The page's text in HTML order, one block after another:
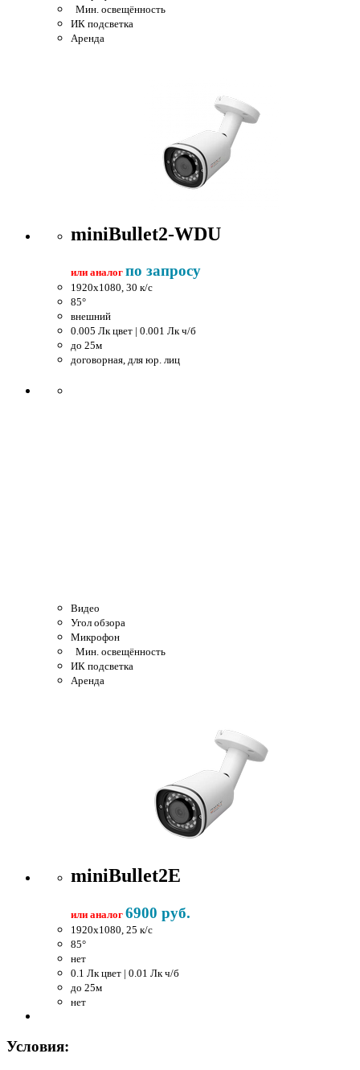
Мин. освещённость
ИК подсветка
Аренда
miniBullet2-WDU
или аналог по запросу
1920x1080, 30 к/c
85°
внешний
0.005 Лк цвет | 0.001 Лк ч/б
до 25м
договорная, для юр. лиц
Видео
Угол обзора
Микрофон
Мин. освещённость
ИК подсветка
Аренда
miniBullet2E
или аналог 6900 руб.
1920x1080, 25 к/c
85°
нет
0.1 Лк цвет | 0.01 Лк ч/б
до 25м
нет
Условия: